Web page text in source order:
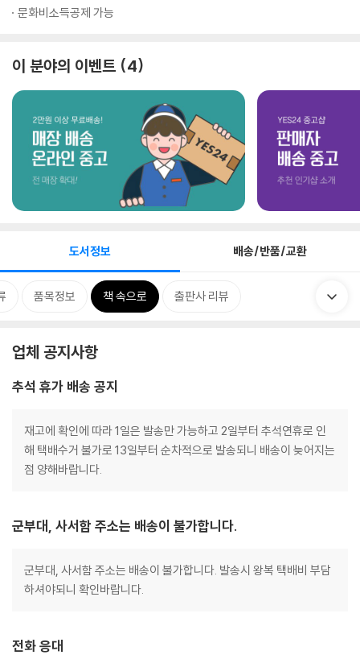
문화비소득공제 가능
이 분야의 이벤트 4
도서정보 배송/반품/교환
품목정보 책 속으로 출판사 리뷰
업체 공지사항
추석 휴가 배송 공지
재고에 확인에 따라 1일은 발송만 가능하고 2일부터 추석연휴로 인
해 택배수거 불가로 13일부터 순차적으로 발송되니 배송이 늦어지는
점 양해바랍니다.
군부대, 사서함 주소는 배송이 불가합니다.
군부대, 사서함 주소는 배송이 불가합니다. 발송시 왕복 택배비 부담
하셔야되니 확인바랍니다.
전화 응대